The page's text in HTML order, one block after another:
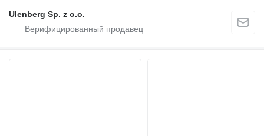
Ulenberg Sp. z o.o.